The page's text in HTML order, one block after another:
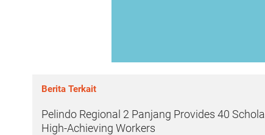
Berita Terkait
Pelindo Regional 2 Panjang Provides 40
High-Achieving Workers